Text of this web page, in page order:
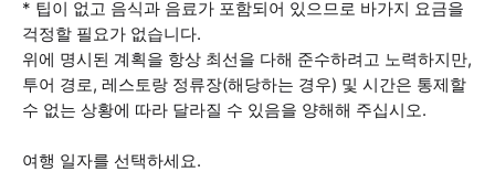
* 팁이 없고 음식과 음료가 포함되어 있으므로 바가지 요금을
걱정할 필요가 없습니다.
위에 명시된 계획을 항상 최선을 다해 준수하려고 노력하지만,
투어 경로, 레스토랑 정류장(해당하는 경우) 및 시간은 통제할
수 없는 상황에 따라 달라질 수 있음을 양해해 주십시오.
여행 일자를 선택하세요.